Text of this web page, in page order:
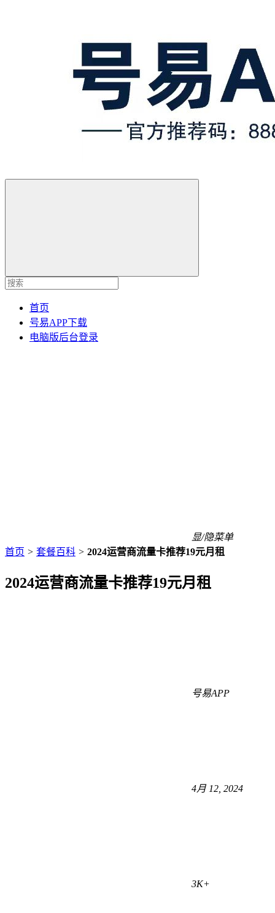
首页
号易APP下载
电脑版后台登录
显/隐菜单
首页 > 套餐百科 > 2024运营商流量卡推荐19元月租
2024运营商流量卡推荐19元月租
号易APP
4月 12, 2024
3K+